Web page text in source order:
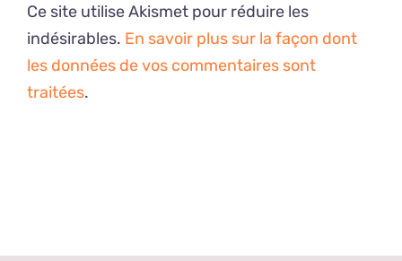
Ce site utilise Akismet pour réduire les
indésirables. En savoir plus sur la façon dont
les données de vos commentaires sont
traitées.